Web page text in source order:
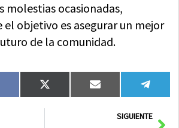
molestias ocasionadas,
el objetivo es asegurar un mejor
de la comunidad.
Compartir
en
X
(Twitter)
Compartir
en
Email
en
SIGUIENTE